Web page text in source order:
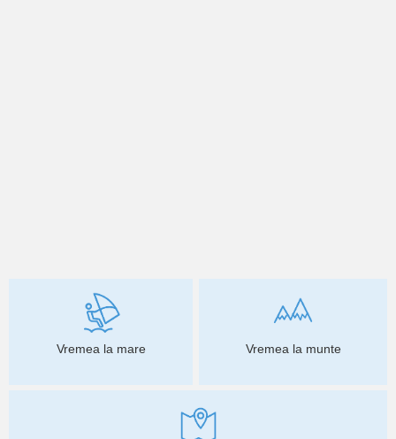
Vremea la mare Vremea la munte